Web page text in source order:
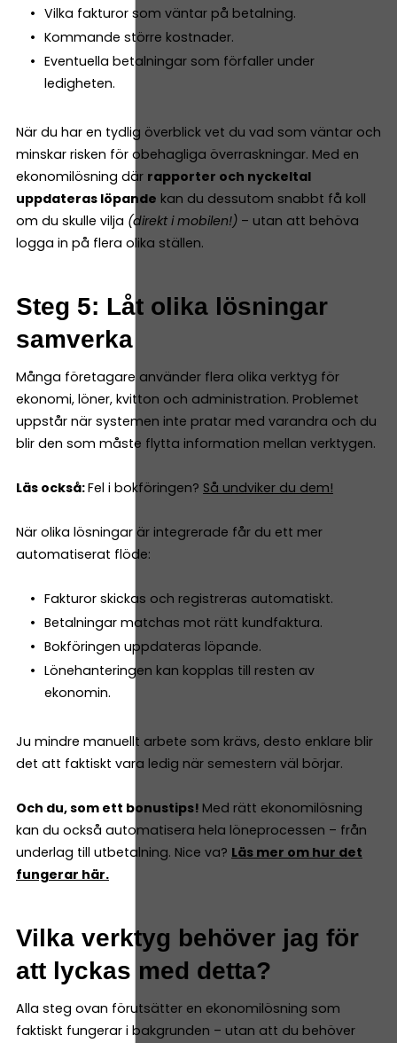
Vilka fakturor som väntar på betalning.
Kommande större kostnader.
Eventuella betalningar som förfaller under
ledigheten.
När du har en tydlig överblick vet du vad som väntar och
minskar risken för obehagliga överraskningar. Med en
ekonomilösning där rapporter och nyckeltal
uppdateras löpande kan du dessutom snabbt få koll
om du skulle vilja (direkt i mobilen!) – utan att behöva
logga in på flera olika ställen.
Steg 5: Låt olika lösningar
samverka
Många företagare använder flera olika verktyg för
ekonomi, löner, kvitton och administration. Problemet
uppstår när systemen inte pratar med varandra och du
blir den som måste flytta information mellan verktygen.
Läs också:Fel i bokföringen? Så undviker du dem!
När olika lösningar är integrerade får du ett mer
automatiserat flöde:
Fakturor skickas och registreras automatiskt.
Betalningar matchas mot rätt kundfaktura.
Bokföringen uppdateras löpande.
Lönehanteringen kan kopplas till resten av
ekonomin.
Ju mindre manuellt arbete som krävs, desto enklare blir
det att faktiskt vara ledig när semestern väl börjar.
Och du, som ett bonustips! Med rätt ekonomilösning
kan du också automatisera hela löneprocessen – från
underlag till utbetalning. Nice va? Läs mer om hur det
fungerar här.
Vilka verktyg behöver jag för
att lyckas med detta?
Alla steg ovan förutsätter en ekonomilösning som
faktiskt fungerar i bakgrunden – utan att du behöver